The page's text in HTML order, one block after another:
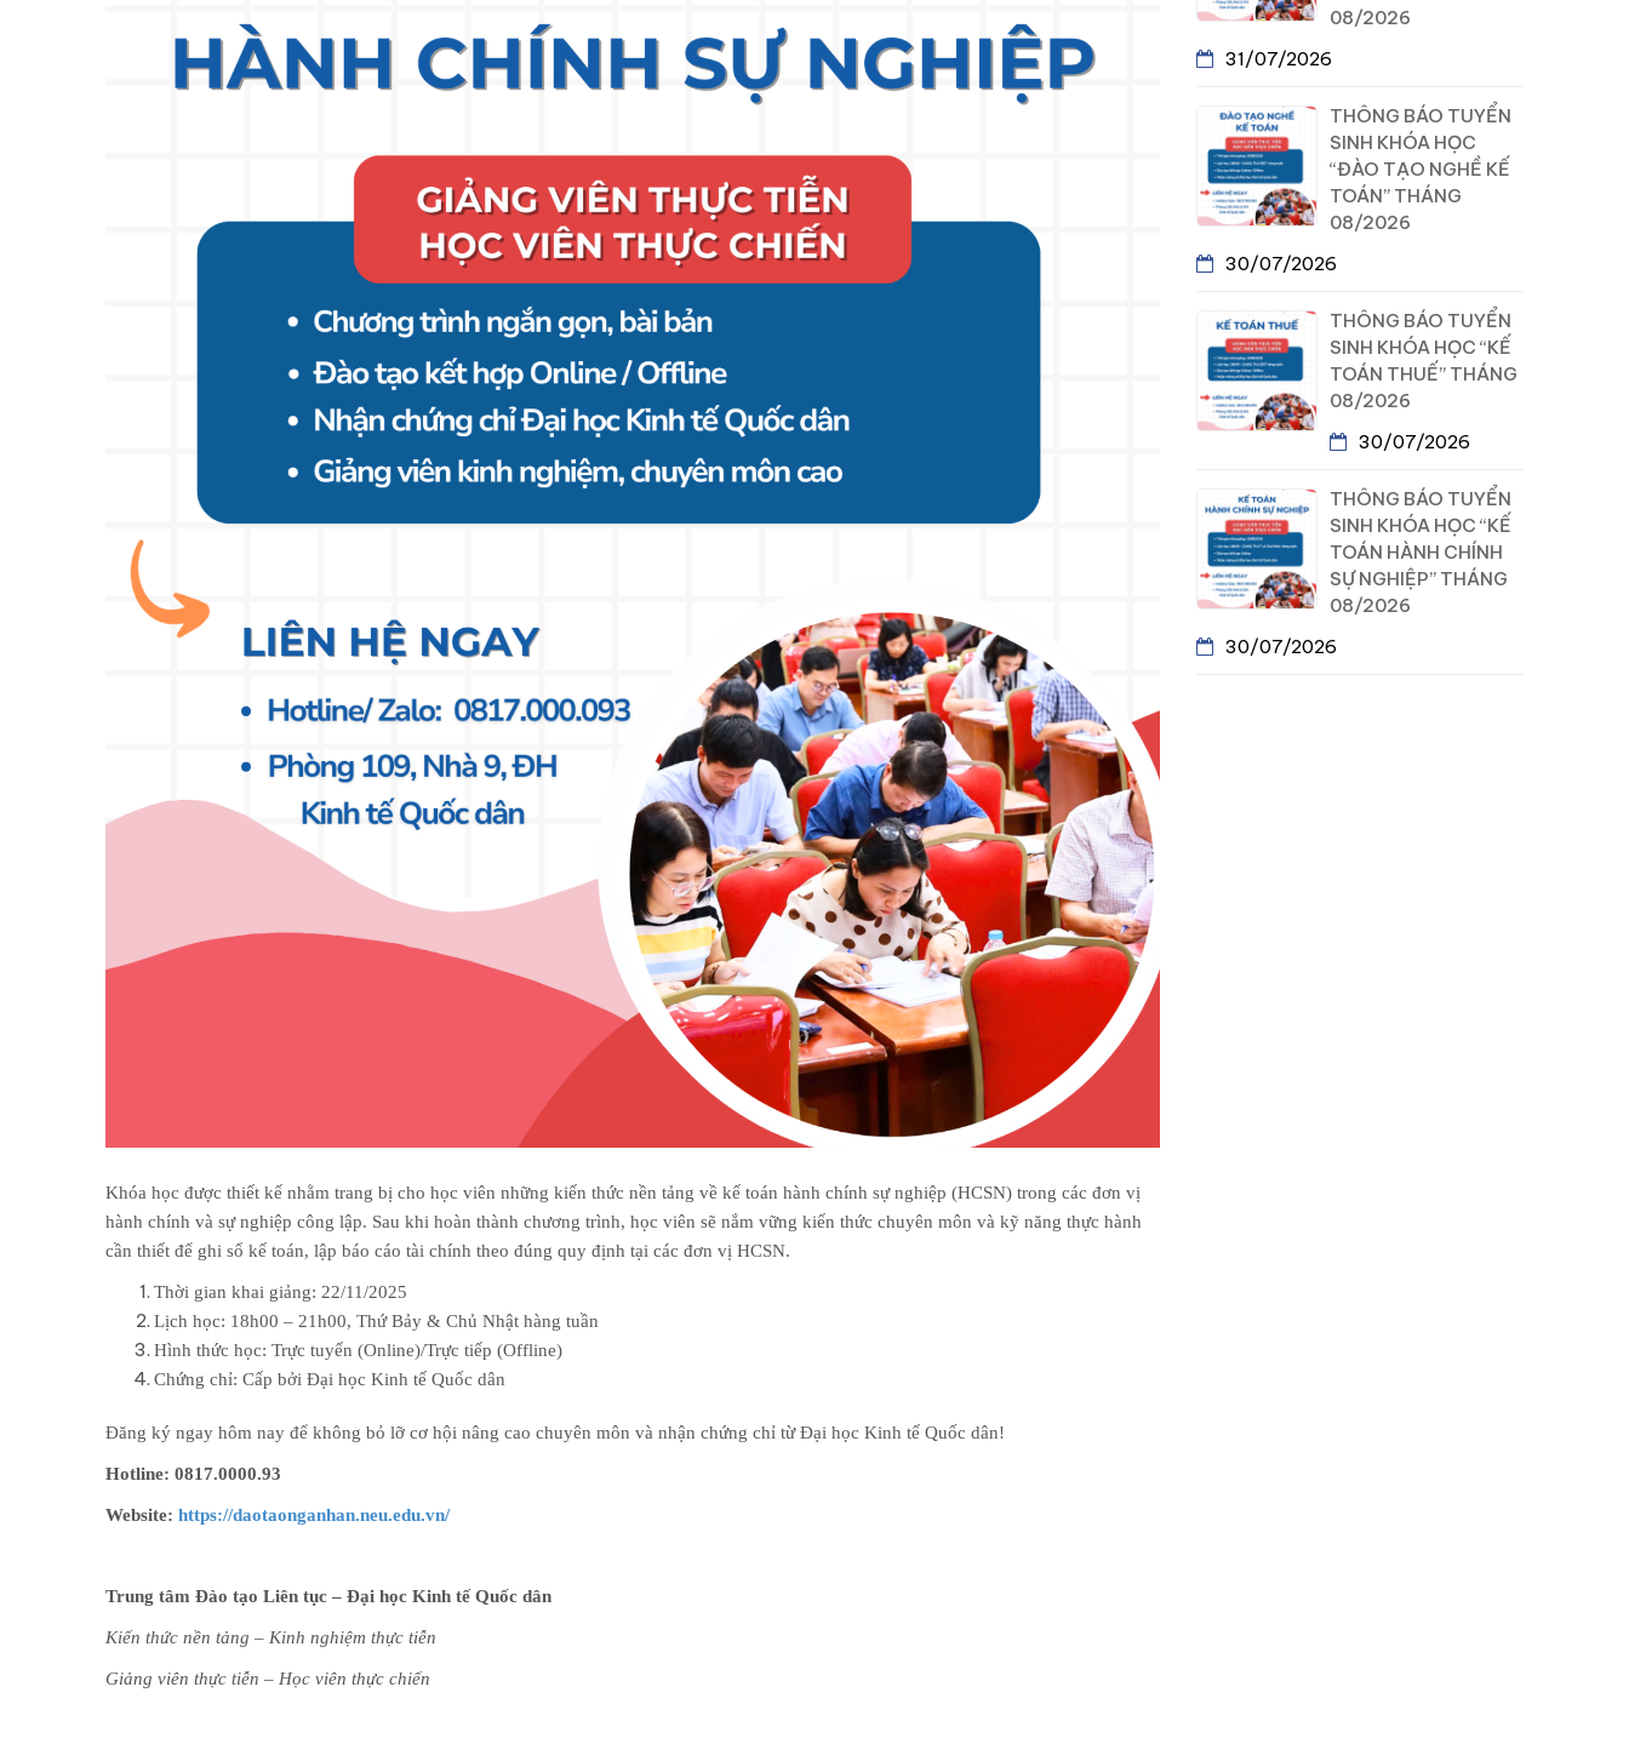
Khóa học được thiết kế nhằm trang bị cho học viên những kiến thức nền tảng về kế toán hành chính sự nghiệp (HCSN) trong các đơn vị
hành chính và sự nghiệp công lập. Sau khi hoàn thành chương trình, học viên sẽ nắm vững kiến thức chuyên môn và kỹ năng thực hành
cần thiết để ghi sổ kế toán, lập báo cáo tài chính theo đúng quy định tại các đơn vị HCSN.
Thời gian khai giảng: 22/11/2025
Lịch học: 18h00 – 21h00, Thứ Bảy & Chủ Nhật hàng tuần
Hình thức học: Trực tuyến (Online)/Trực tiếp (Offline)
Chứng chỉ: Cấp bởi Đại học Kinh tế Quốc dân
Đăng ký ngay hôm nay để không bỏ lỡ cơ hội nâng cao chuyên môn và nhận chứng chỉ từ Đại học Kinh tế Quốc dân!
Hotline: 0817.0000.93
Website: https://daotaonganhan.neu.edu.vn/
Trung tâm Đào tạo Liên tục – Đại học Kinh tế Quốc dân
Kiến thức nền tảng – Kinh nghiệm thực tiễn
Giảng viên thực tiễn – Học viên thực chiến
08/2026
31/07/2026
THÔNG BÁO TUYỂN
SINH KHÓA HỌC
“ĐÀO TẠO NGHỀ KẾ
TOÁN” THÁNG
08/2026
30/07/2026
THÔNG BÁO TUYỂN
SINH KHÓA HỌC “KẾ
TOÁN THUẾ” THÁNG
08/2026
30/07/2026
THÔNG BÁO TUYỂN
SINH KHÓA HỌC “KẾ
TOÁN HÀNH CHÍNH
SỰ NGHIỆP” THÁNG
08/2026
30/07/2026